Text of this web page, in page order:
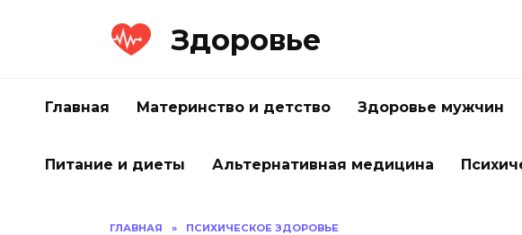
Здоровье
Главная Материнство и детство Здоровье мужчин
Питание и диеты Альтернативная медицина
ГЛАВНАЯ » ПСИХИЧЕСКОЕ ЗДОРОВЬЕ